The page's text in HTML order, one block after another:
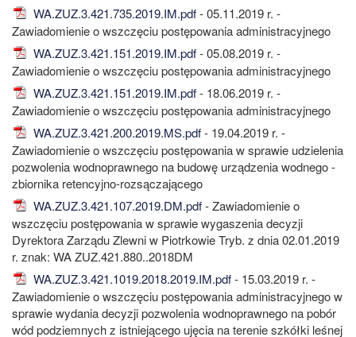
WA.ZUZ.3.421.735.2019.IM.pdf- 05.11.2019 r. -
Zawiadomienie o wszczęciu postępowania administracyjnego
WA.ZUZ.3.421.151.2019.IM.pdf- 05.08.2019 r. -
Zawiadomienie o wszczęciu postępowania administracyjnego
WA.ZUZ.3.421.151.2019.IM.pdf- 18.06.2019 r. -
Zawiadomienie o wszczęciu postępowania administracyjnego
WA.ZUZ.3.421.200.2019.MS.pdf- 19.04.2019 r. -
Zawiadomienie o wszczęciu postępowania w sprawie udzielenia
pozwolenia wodnoprawnego na budowę urządzenia wodnego -
zbiornika retencyjno-rozsączającego
WA.ZUZ.3.421.107.2019.DM.pdf- Zawiadomienie o
wszczęciu postępowania w sprawie wygaszenia decyzji
Dyrektora Zarządu Zlewni w Piotrkowie Tryb. z dnia 02.01.2019
r. znak: WA ZUZ.421.880..2018DM
WA.ZUZ.3.421.1019.2018.2019.IM.pdf- 15.03.2019 r. -
Zawiadomienie o wszczęciu postępowania administracyjnego w
sprawie wydania decyzji pozwolenia wodnoprawnego na pobór
wód podziemnych z istniejącego ujęcia na terenie szkółki leśnej